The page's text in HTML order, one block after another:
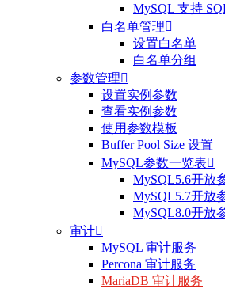
MySQL 支持
白名单管理
设置白名单
白名单分组
参数管理
设置实例参数
查看实例参数
使用参数模板
Buffer Pool Size 设置
MySQL参数一览表
MySQL5.6开放
MySQL5.7开放
MySQL8.0开放
审计
MySQL 审计服务
Percona 审计服务
MariaDB 审计服务